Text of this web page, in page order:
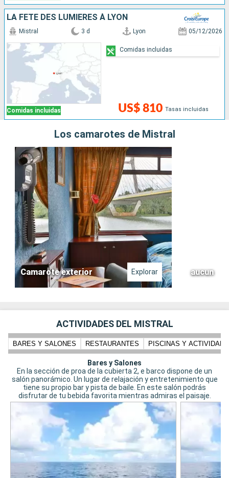
LA FÊTE DES LUMIÈRES À LYON
Comidas incluidas
Mistral 3 d Lyon 05/12/2026
US$ 810 Tasas incluidas
Comidas incluidas
Los camarotes de Mistral
Camarote exterior Explorar aucun
ACTIVIDADES DEL MISTRAL
BARES Y SALONES RESTAURANTES PISCINAS Y
Bares y Salones
En la sección de proa de la cubierta 2, e barco dispone de un
salón panorámico. Un lugar de relajación y entretenimiento que
tiene su propio bar y pista de baile. En este salón podrás
disfrutar de tu bebida favorita mientras admiras el paisaje.